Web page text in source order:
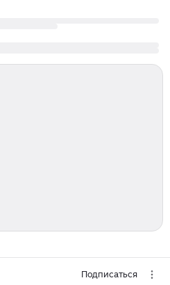
Подписаться